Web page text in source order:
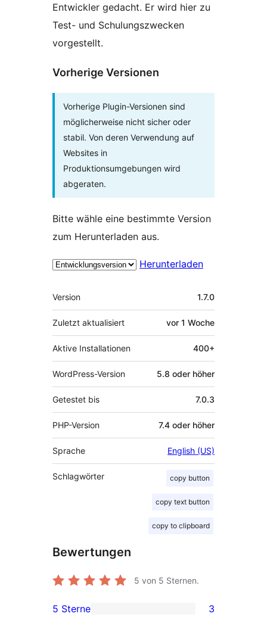
Entwickler gedacht. Er wird hier zu
Test- und Schulungszwecken
vorgestellt.
Vorherige Versionen
Vorherige Plugin-Versionen sind
möglicherweise nicht sicher oder
stabil. Von deren Verwendung auf
Websites in
Produktionsumgebungen wird
abgeraten.
Bitte wähle eine bestimmte Version
zum Herunterladen aus.
Herunterladen
Meta
Version 1.7.0
Zuletzt aktualisiert vor 1 Woche
Aktive Installationen 400+
WordPress-Version 5.8 oder höher
Getestet bis 7.0.3
PHP-Version 7.4 oder höher
Sprache English (US)
Schlagwörter copy button
copy text button
copy to clipboard
Bewertungen
5 von 5 Sternen.
3 5-
5 Sterne 3